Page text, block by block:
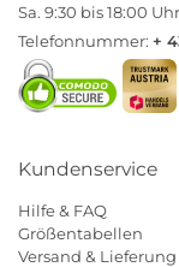
Sa. 9:30 bis 18:00 Uhr
Telefonnummer: +
Kundenservice
Hilfe & FAQ
Größentabellen
Versand & Lieferung